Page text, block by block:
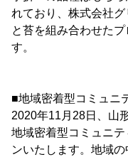
れており、株式会社
と苔を組み合わせた
す。
■地域密着型コミュ
2020年11月28日、山
地域密着型コミュニ
ンいたします。地域